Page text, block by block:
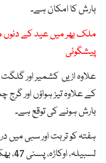
بارش کا امکان ہے۔
ملک بھر میں عید کے دنوں
پیشگوئی
علاوہ ازیں کشمیر اور گلگت
کے علاوہ تیز ہواؤں اور
بارش ہونے کی توقع ہے۔